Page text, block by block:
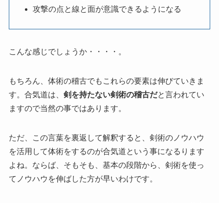
攻撃の点と線と面が意識できるようになる
こんな感じでしょうか・・・・。
もちろん、体術の稽古でもこれらの要素は伸びていきま
す。合気道は、 剣を持たない剣術の稽古だと言われてい
ますので当然の事ではあります。
ただ、この言葉を裏返して解釈すると、剣術のノウハウ
を活用して体術をするのが合気道という事になるります
よね。ならば、そもそも、基本の段階から、剣術を使っ
てノウハウを伸ばした方が早いわけです。